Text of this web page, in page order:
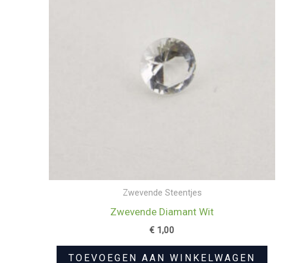
Zwevende Steentjes
Zwevende Diamant Wit
€ 1,00
TOEVOEGEN AAN WINKELWAGEN